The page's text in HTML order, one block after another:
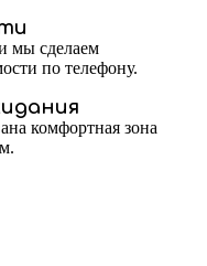
мы сделаем
по телефону.
комфортная зона